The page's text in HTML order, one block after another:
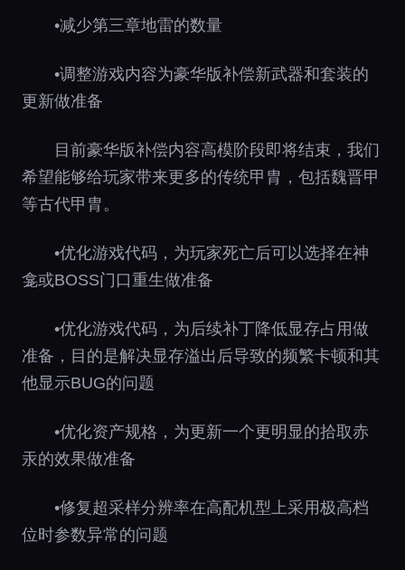
•减少第三章地雷的数量
•调整游戏内容为豪华版补偿新武器和套装的
更新做准备
目前豪华版补偿内容高模阶段即将结束，我们
希望能够给玩家带来更多的传统甲胄，包括魏晋甲
等古代甲胄。
•优化游戏代码，为玩家死亡后可以选择在神
龛或BOSS门口重生做准备
•优化游戏代码，为后续补丁降低显存占用做
准备，目的是解决显存溢出后导致的频繁卡顿和其
他显示BUG的问题
•优化资产规格，为更新一个更明显的拾取赤
汞的效果做准备
•修复超采样分辨率在高配机型上采用极高档
位时参数异常的问题